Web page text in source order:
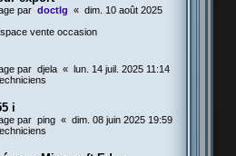
par doctlg « dim. 10 août 2025
vente occasion
par djela « lun. 14 juil. 2025 11:14
i
par ping « dim. 08 juin 2025 19:59